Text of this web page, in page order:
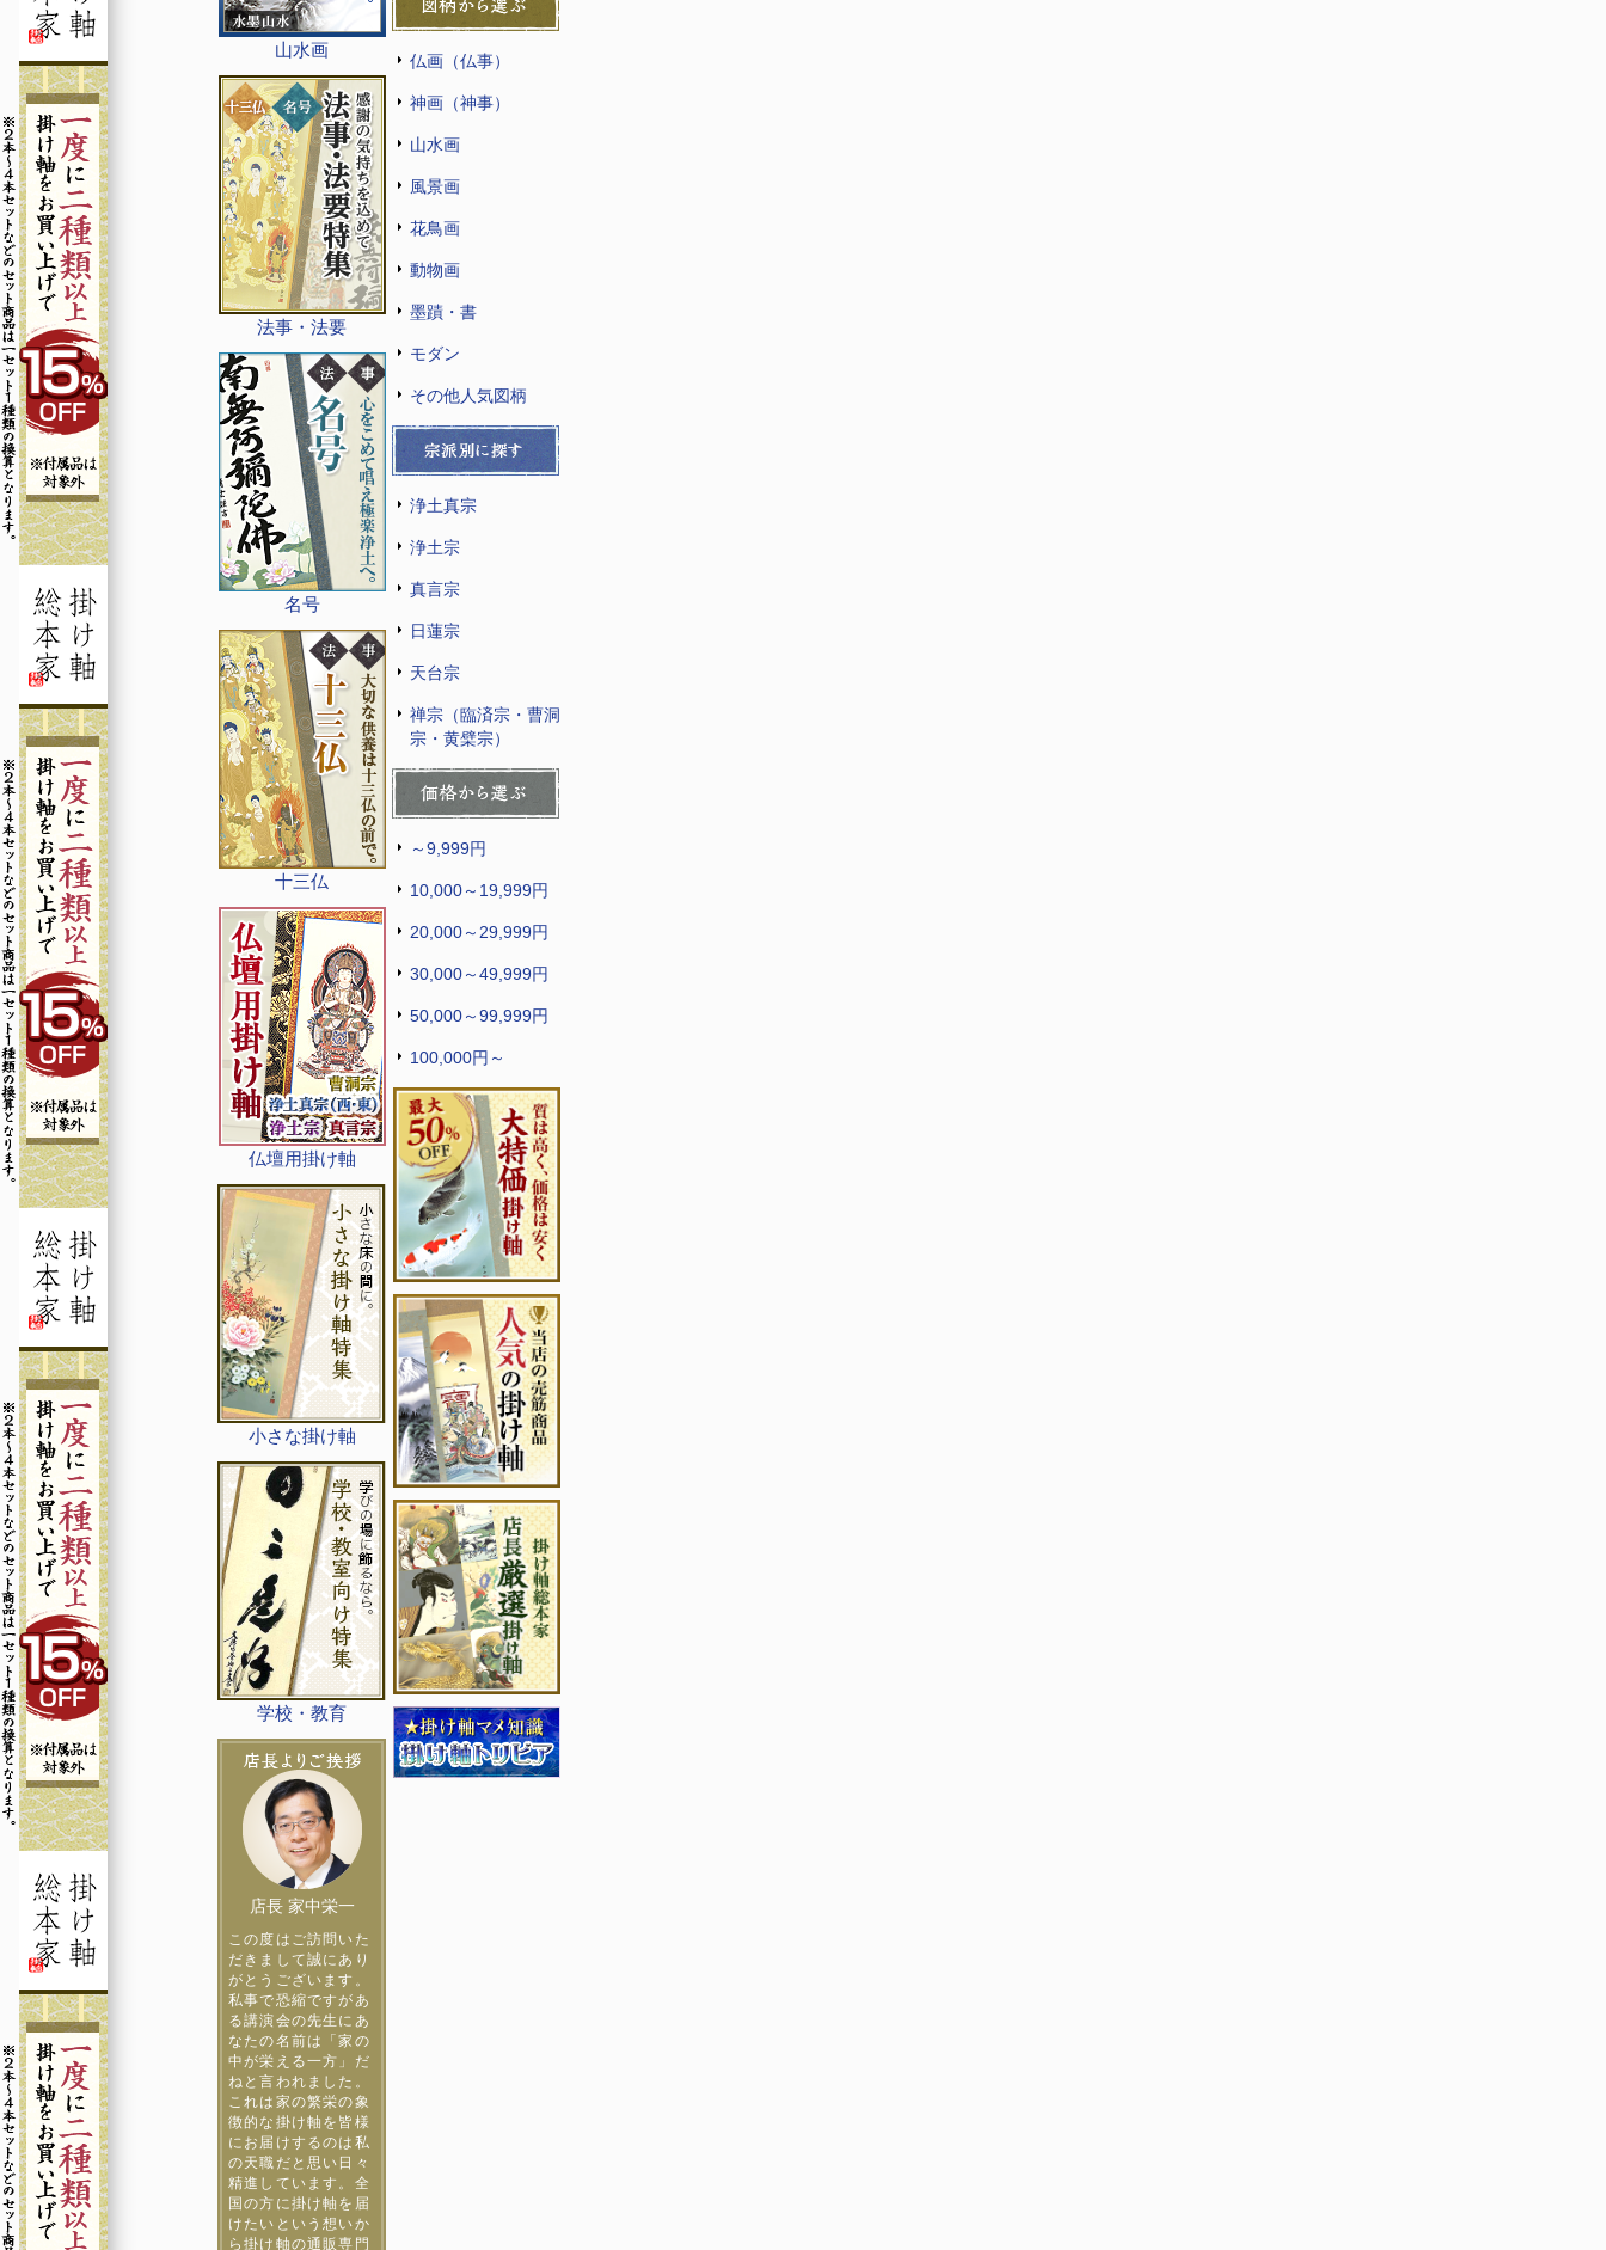
山水画
法事・法要
名号
十三仏
仏壇用掛け軸
小さな掛け軸
学校・教育
店長 家中栄一
この度はご訪問いた
だきまして誠にあり
がとうございます。
私事で恐縮ですがあ
る講演会の先生にあ
なたの名前は「家の
中が栄える一方」だ
ねと言われました。
これは家の繁栄の象
徴的な掛け軸を皆様
にお届けするのは私
の天職だと思い日々
精進しています。全
国の方に掛け軸を届
けたいという想いか
ら掛け軸の通販専門
仏画（仏事）
神画（神事）
山水画
風景画
花鳥画
動物画
墨蹟・書
モダン
その他人気図柄
浄土真宗
浄土宗
真言宗
日蓮宗
天台宗
禅宗（臨済宗・曹洞
宗・黄檗宗）
～9,999円
10,000～19,999円
20,000～29,999円
30,000～49,999円
50,000～99,999円
100,000円～